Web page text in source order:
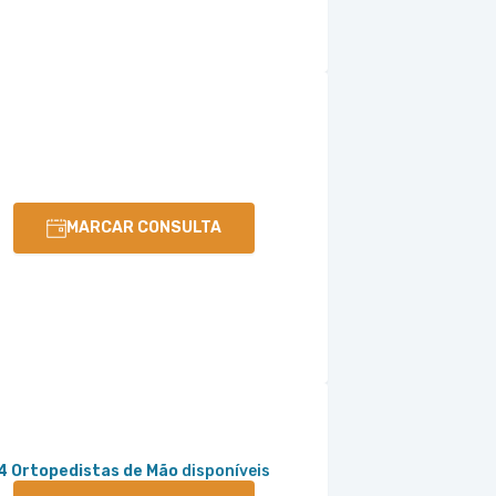
MARCAR CONSULTA
Ortopedistas de Mão disponíveis